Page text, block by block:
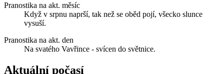
Pranostika na akt. měsíc
Když v srpnu naprší, tak než se oběd pojí, všecko slunce
vysuší.
Pranostika na akt. den
Na svatého Vavřince - svícen do světnice.
Aktuální počasí